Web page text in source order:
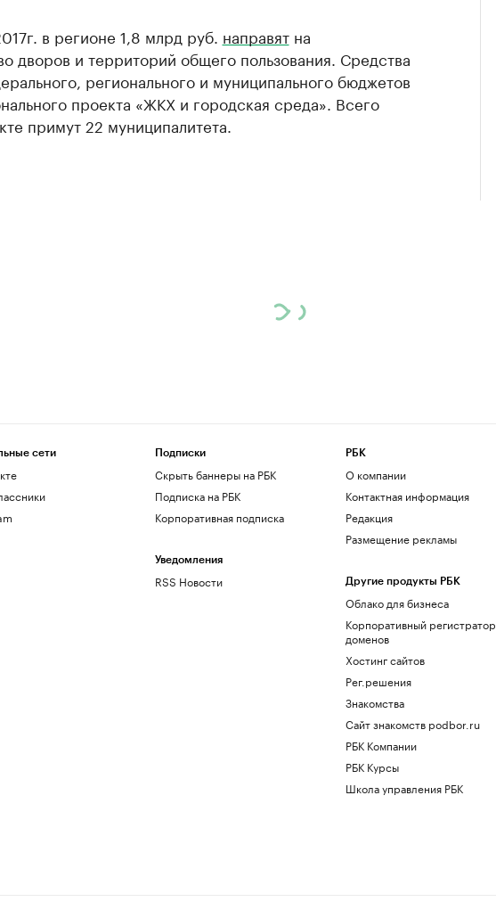
в регионе 1,8 млрд руб. направятна
дворов и территорий общего пользования. Средства
регионального и муниципального бюджетов
проекта «ЖКХ и городская среда». Всего
примут 22 муниципалитета.
сети Подписки
Скрыть баннеры на РБК
Подписка на РБК
Корпоративная подписка
Уведомления
RSS Новости
РБК
О компании
Контактная информация
Редакция
Размещение рекламы
Другие продукты РБК
Облако для бизнеса
Корпоративный регистратор
доменов
Хостинг сайтов
Рег.решения
Знакомства
Сайт знакомств podbor.ru
РБК Компании
РБК Курсы
Школа управления РБК